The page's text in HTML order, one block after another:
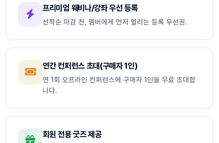
프리미엄 웨비나/강좌 우선 등록
선착순 마감 전, 멤버에게 먼저 열리는 등록 우선권.
연간 컨퍼런스 초대(구매자 1인)
연 1회 오프라인 컨퍼런스에 구매자 1인을 무료 초대합
니다.
회원 전용 굿즈 제공